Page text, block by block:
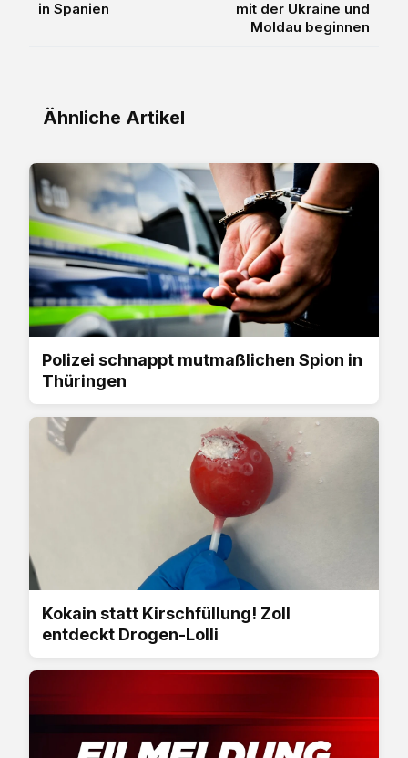
in Spanien
mit der Ukraine und
Moldau beginnen
Ähnliche Artikel
Polizei schnappt mutmaßlichen Spion in
Thüringen
Kokain statt Kirschfüllung! Zoll
entdeckt Drogen-Lolli